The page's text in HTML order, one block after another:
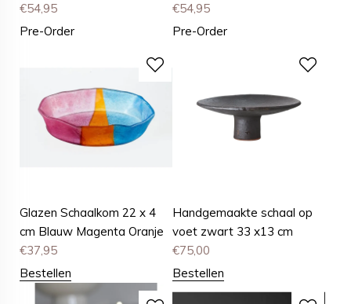
€54,95
Pre-Order
€54,95
Pre-Order
Glazen Schaalkom 22 x 4
cm Blauw Magenta Oranje
€37,95
Bestellen
Handgemaakte schaal op
voet zwart 33 x13 cm
€75,00
Bestellen